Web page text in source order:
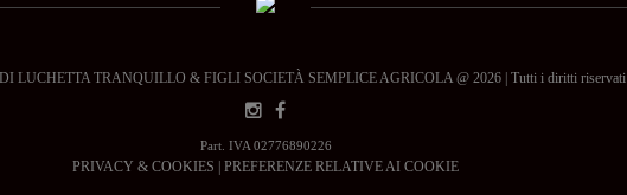
LUCHETTA TRANQUILLO & FIGLI SOCIETÀ SEMPLICE AGRICOLA @ 2026 | Tutti i diritti riservati
Part. IVA 02776890226
PRIVACY & COOKIES PREFERENZE RELATIVE AI COOKIE